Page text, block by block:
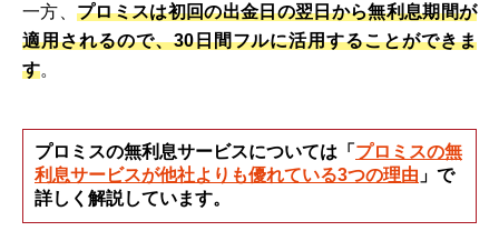
一方、 プロミスは初回の出金日の翌日から無利息期間が
適用されるので、30日間フルに活用することができま
す。
プロミスの無利息サービスについては「 プロミスの無
利息サービスが他社よりも優れている3つの理由 」で
詳しく解説しています。